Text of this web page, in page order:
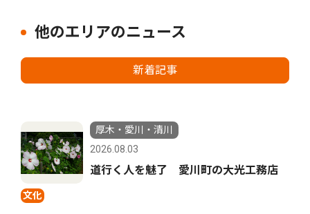
他のエリアのニュース
新着記事
文化
厚木・愛川・清川
2026.08.03
道行く人を魅了 愛川町の大光工務店